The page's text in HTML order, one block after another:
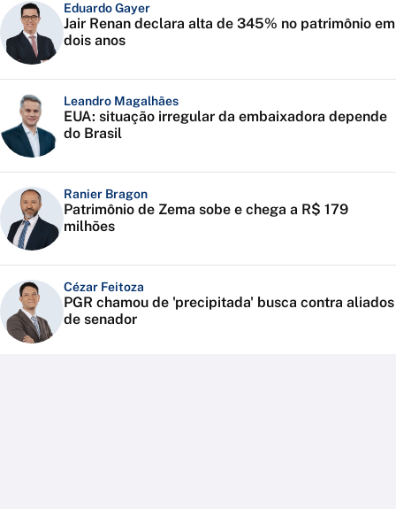
Eduardo Gayer
Jair Renan declara alta de 345% no patrimônio em
dois anos
Leandro Magalhães
EUA: situação irregular da embaixadora depende
do Brasil
Ranier Bragon
Patrimônio de Zema sobe e chega a R$ 179
milhões
Cézar Feitoza
PGR chamou de 'precipitada' busca contra aliados
de senador